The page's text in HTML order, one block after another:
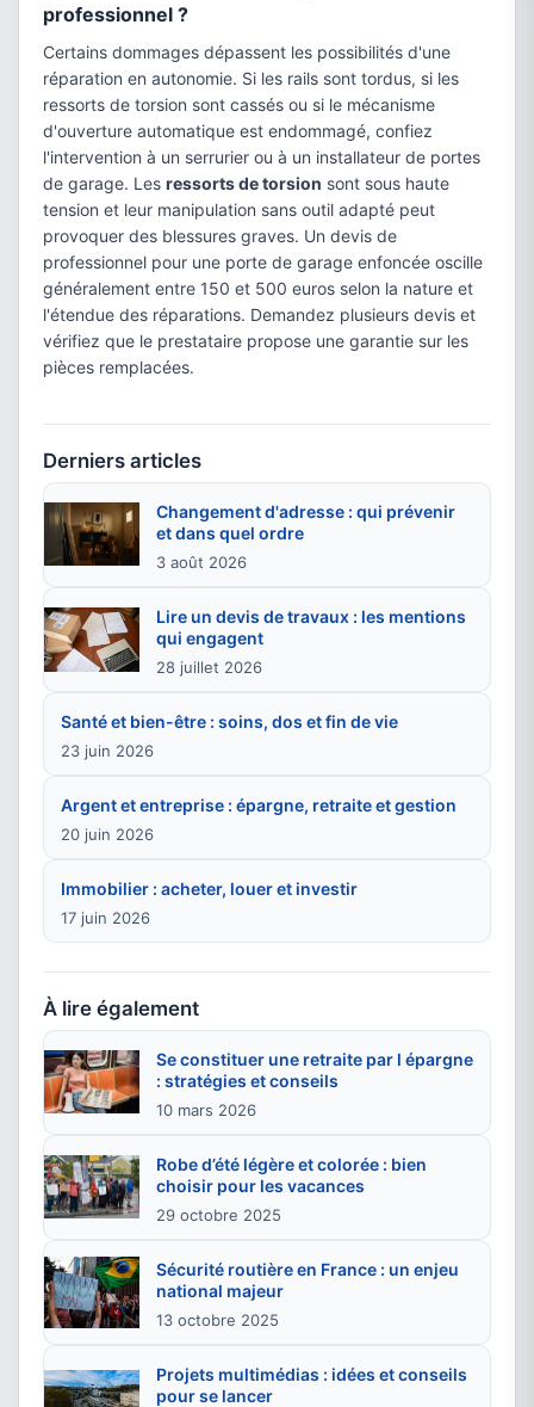
professionnel ?
Certains dommages dépassent les possibilités d'une
réparation en autonomie. Si les rails sont tordus, si les
ressorts de torsion sont cassés ou si le mécanisme
d'ouverture automatique est endommagé, confiez
l'intervention à un serrurier ou à un installateur de portes
de garage. Les ressorts de torsion sont sous haute
tension et leur manipulation sans outil adapté peut
provoquer des blessures graves. Un devis de
professionnel pour une porte de garage enfoncée oscille
généralement entre 150 et 500 euros selon la nature et
l'étendue des réparations. Demandez plusieurs devis et
vérifiez que le prestataire propose une garantie sur les
pièces remplacées.
Derniers articles
Changement d'adresse : qui prévenir
et dans quel ordre
3 août 2026
Lire un devis de travaux : les mentions
qui engagent
28 juillet 2026
Santé et bien-être : soins, dos et fin de vie
23 juin 2026
Argent et entreprise : épargne, retraite et gestion
20 juin 2026
Immobilier : acheter, louer et investir
17 juin 2026
À lire également
Se constituer une retraite par l épargne
: stratégies et conseils
10 mars 2026
Robe d’été légère et colorée : bien
choisir pour les vacances
29 octobre 2025
Sécurité routière en France : un enjeu
national majeur
13 octobre 2025
Projets multimédias : idées et conseils
pour se lancer